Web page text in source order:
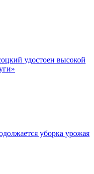
удостоен высокой
уборка урожая